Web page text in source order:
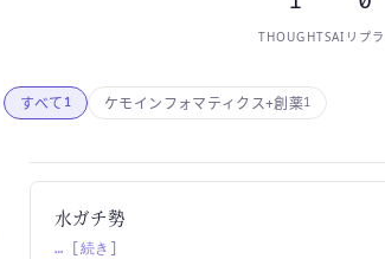
THOUGHTSAIリプ
すべて 1 ケモインフォマティクス+創薬1
水ガチ勢
… [続き]